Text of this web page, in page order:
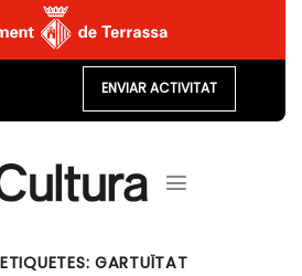
ENVIAR ACTIVITAT
GARTUÏTAT